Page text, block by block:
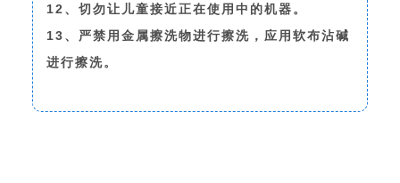
12、切勿让儿童接近正在使用中的机器。
13、严禁用金属擦洗物进行擦洗，应用软布沾碱
进行擦洗。